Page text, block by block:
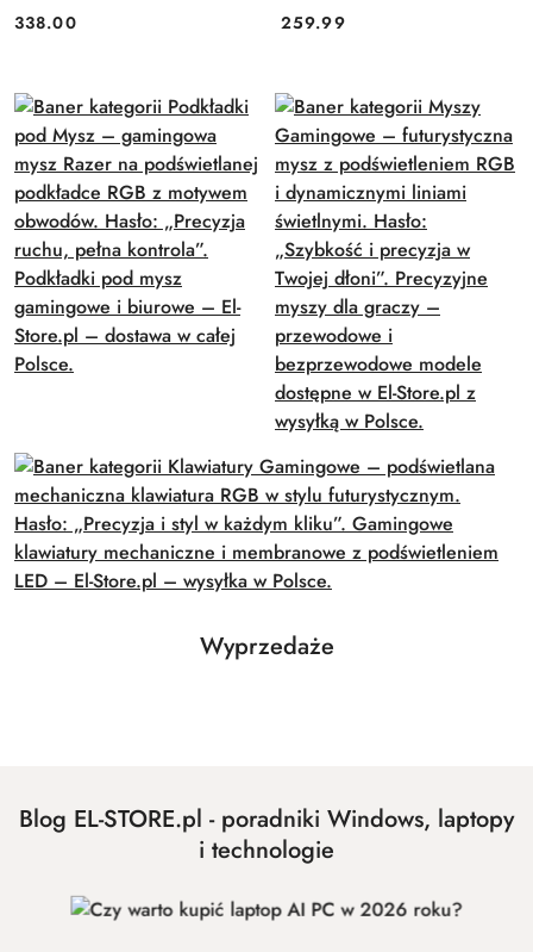
Cena:
338.00 Cena:
259.99
Pomiń karuzelę produktów
Produkty
Wyprzedaże
Blog EL-STORE.pl - poradniki Windows, laptopy
i technologie